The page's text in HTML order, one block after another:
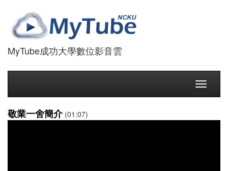
MyTube成功大學數位影音雲
Toggle
敬業一舍簡介(01:07)